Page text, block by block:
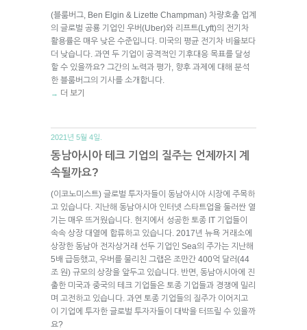
(블룸버그, Ben Elgin & Lizette Champman) 차량호출 업계
의 글로벌 공룡 기업인 우버(Uber)와 리프트(Lyft)의 전기차
활용률은 매우 낮은 수준입니다. 미국의 평균 전기차 비율보다
더 낮습니다. 과연 두 기업이 공격적인 기후대응 목표를 달성
할 수 있을까요? 그간의 노력과 평가, 향후 과제에 대해 분석
한 블룸버그의 기사를 소개합니다.
→ 더 보기
2021년 5월 4일.
동남아시아 테크 기업의 질주는 언제까지 계
속될까요?
(이코노미스트) 글로벌 투자자들이 동남아시아 시장에 주목하
고 있습니다. 지난해 동남아시아 인터넷 스타트업을 둘러싼 열
기는 매우 뜨거웠습니다. 현지에서 성공한 토종 IT 기업들이
속속 상장 대열에 합류하고 있습니다. 2017년 뉴욕 거래소에
상장한 동남아 전자상거래 선두 기업인 Sea의 주가는 지난해
5배 급등했고, 우버를 물리친 그랩은 조만간 400억 달러(44
조 원) 규모의 상장을 앞두고 있습니다. 반면, 동남아시아에 진
출한 미국과 중국의 테크 기업들은 토종 기업들과 경쟁에 밀리
며 고전하고 있습니다. 과연 토종 기업들의 질주가 이어지고
이 기업에 투자한 글로벌 투자자들이 대박을 터뜨릴 수 있을까
요?